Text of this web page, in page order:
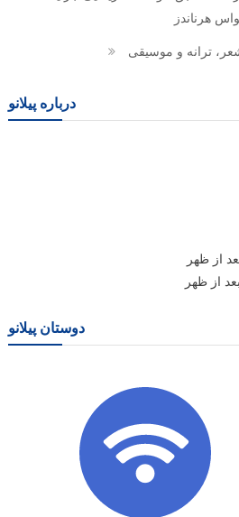
هرناندز
ترانه و موسیقی
درباره پیلانو
دوستان پیلانو